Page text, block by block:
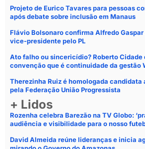
Projeto de Eurico Tavares para pessoas
após debate sobre inclusão em Manaus
Flávio Bolsonaro confirma Alfredo
vice-presidente pelo PL
Ato falho ou sincericídio? Roberto Cidade
convenção que é continuidade da gestão
Therezinha Ruiz é homologada candidata
pela Federação União Progressista
+ Lidos
Rozenha celebra Barezão na TV Globo:
audiência e visibilidade para o nosso
David Almeida reúne lideranças e inicia